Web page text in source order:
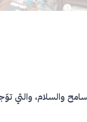
والسلام، والتي